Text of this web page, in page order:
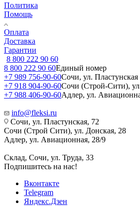
Политика
Помощь
Оплата
Доставка
Гарантии
8 800 222 90 60
8 800 222 90 60Единый номер
+7 989 756-90-60Сочи, ул. Пластунская
+7 918 904-90-60Сочи (Строй-Сити),
+7 988 406-90-60Адлер, ул.
info@fleksi.ru
Сочи, ул. Пластунская, 72
Сочи (Строй Сити), ул. Донская, 28
Адлер, ул. Авиационная, 28/9
Склад, Сочи, ул. Труда, 33
Подпишитесь на нас!
Вконтакте
Telegram
Яндекс.Дзен